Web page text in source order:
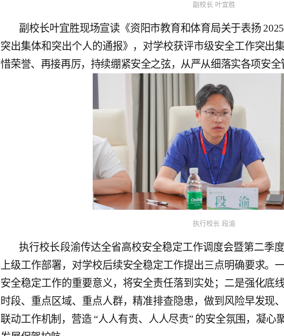
副校长 叶宜胜
副校长叶宜胜现场宣读《资阳市教育和体育局关于表扬
突出集体和突出个人的通报》，对学校获评市级安全工作突出
惜荣誉、再接再厉，持续绷紧安全之弦，从严从细落实各项安全
执行校长 段渝
执行校长段渝传达全省高校安全稳定工作调度会暨第二季
上级工作部署，对学校后续安全稳定工作提出三点明确要求。
安全稳定工作的重要意义，将安全责任落到实处；二是强化底
时段、重点区域、重点人群，精准排查隐患，做到风险早发现
联动工作机制，营造 “人人有责、人人尽责” 的安全氛围，凝心